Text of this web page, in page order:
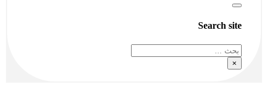
Search site
بحث
×